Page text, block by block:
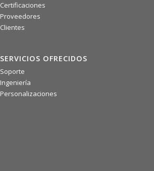
Certificaciones
Proveedores
Clientes
SERVICIOS OFRECIDOS
Soporte
Ingeniería
Personalizaciones